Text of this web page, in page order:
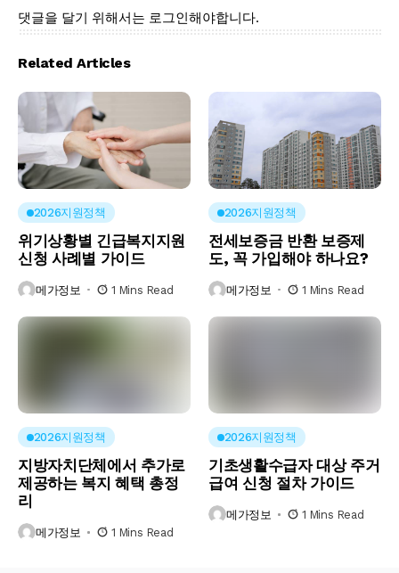
댓글을 달기 위해서는 로그인해야합니다.
Related Articles
2026지원정책
위기상황별 긴급복지지원
신청 사례별 가이드
메가정보 1 Mins Read
2026지원정책
전세보증금 반환 보증제
도, 꼭 가입해야 하나요?
메가정보 1 Mins Read
2026지원정책
지방자치단체에서 추가로
제공하는 복지 혜택 총정
리
메가정보 1 Mins Read
2026지원정책
기초생활수급자 대상 주거
급여 신청 절차 가이드
메가정보 1 Mins Read